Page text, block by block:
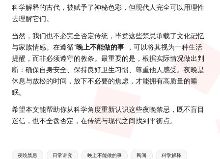
科学解释的古代，被赋予了神秘色彩，但现代人完全可以用理性
去理解它们。
当然，我们也不必完全否定传统，毕竟这些禁忌承载了文化记忆
与家族情感。在遵循“晚上不能做的事”，可以将其视为一种生活
提醒，而非必须遵守的教条。最重要的是，根据实际情况做出判
断：确保自身安全、保持良好卫生习惯、尊重他人感受。夜晚是
休息与放松的时间，放下不必要的焦虑，才能拥有高质量的睡
眠。
希望本文能帮助你从科学角度重新认识这些夜晚禁忌，既不盲目
迷信，也不全盘否定，在传统与现代之间找到平衡点。
Tags:
夜晚禁忌 日常讲究 晚上不能做的事 民间 科学解释